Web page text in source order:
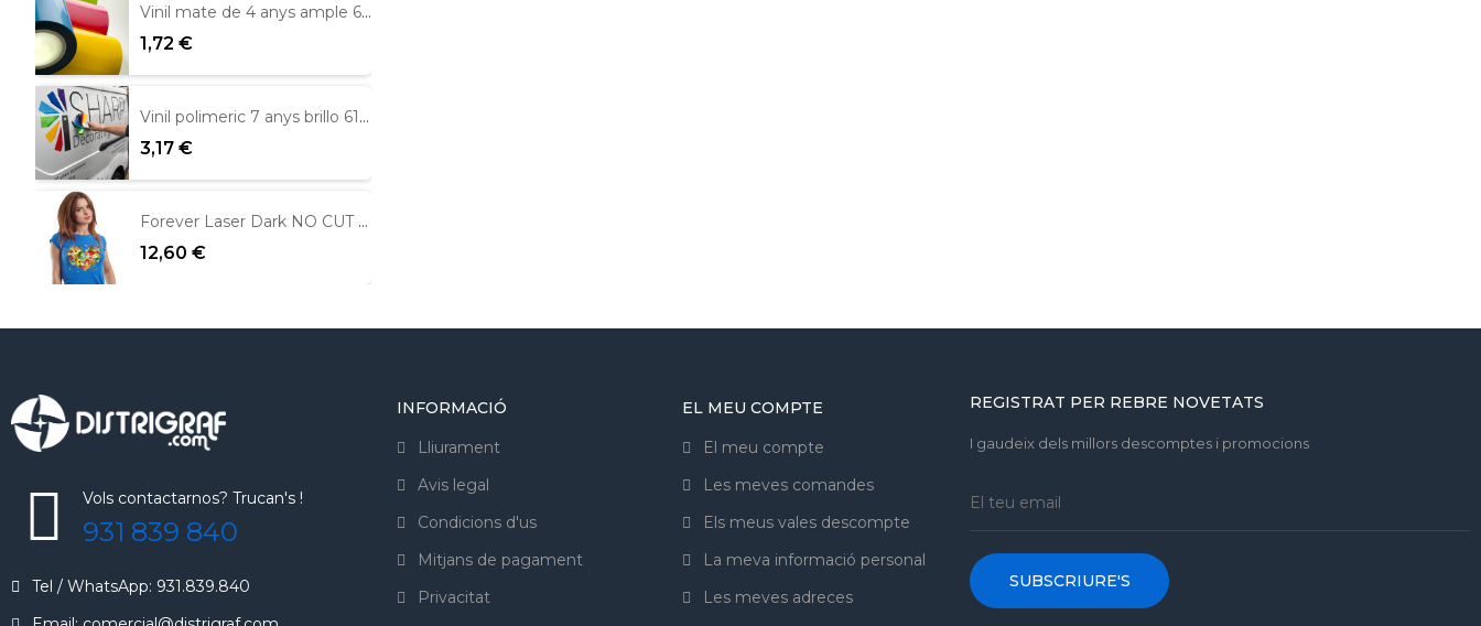
Vinil mate de 4 anys ample 61 cm.
1,72 €
Vinil polimeric 7 anys brillo 61 cm
3,17 €
Forever Laser Dark NO CUT per fons foscos
12,60 €
Vols contactarnos? Trucan's !
931 839 840
Tel / WhatsApp: 931.839.840
INFORMACIÓ
Lliurament
Avis legal
Condicions d'us
Mitjans de pagament
Privacitat
EL MEU COMPTE
El meu compte
Les meves comandes
Els meus vales descompte
La meva informació personal
Les meves adreces
REGISTRAT PER REBRE NOVETATS
I gaudeix dels millors descomptes i promocions
SUBSCRIURE'S